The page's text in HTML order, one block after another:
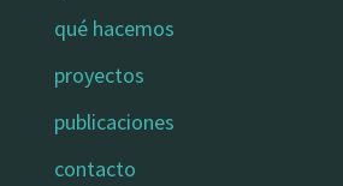
qué hacemos
proyectos
publicaciones
contacto